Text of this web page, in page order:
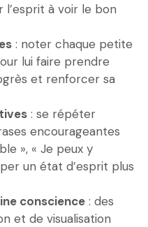
à voir le bon
: noter chaque petite
lui faire prendre
et renforcer sa
: se répéter
encourageantes
», « Je peux y
un état d’esprit plus
conscience : des
et de visualisation